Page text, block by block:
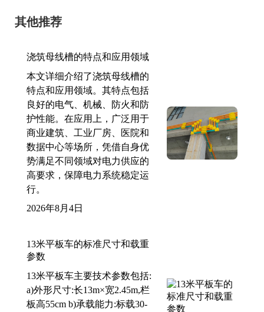
其他推荐
浇筑母线槽的特点和应用领域
本文详细介绍了浇筑母线槽的
特点和应用领域。其特点包括
良好的电气、机械、防火和防
护性能。在应用上，广泛用于
商业建筑、工业厂房、医院和
数据中心等场所，凭借自身优
势满足不同领域对电力供应的
高要求，保障电力系统稳定运
行。
2026年8月4日
13米平板车的标准尺寸和载重
参数
13米平板车主要技术参数包括:
a)外形尺寸:长13m×宽2.45m,栏
板高55cm b)承载能力:标载30-